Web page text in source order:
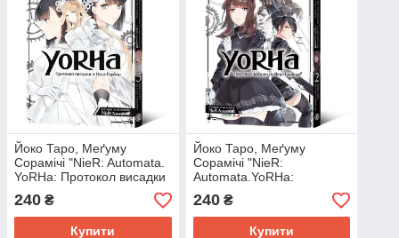
Йоко Таро, Меґуму
Сорамічі "NieR: Automata.
YoRHa: Протокол висадки
в Перл-Гарбор. Том 3"
240 ₴
Купити
Йоко Таро, Меґуму
Сорамічі "NieR:
Automata.YoRHa:
Протокол висадки в Перл-
Гарбор. Том 2"
240₴
Купити